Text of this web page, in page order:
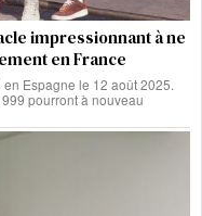
impressionnant à ne
en France
Espagne le 12 août 2025.
pourront à nouveau